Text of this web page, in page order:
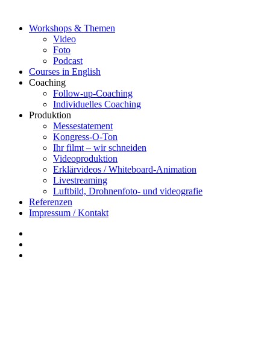
Workshops & Themen
Video
Foto
Podcast
Courses in English
Coaching
Follow-up-Coaching
Individuelles Coaching
Produktion
Messestatement
Kongress-O-Ton
Ihr filmt – wir schneiden
Videoproduktion
Erklärvideos / Whiteboard-Animation
Livestreaming
Luftbild, Drohnenfoto- und videografie
Referenzen
Impressum / Kontakt